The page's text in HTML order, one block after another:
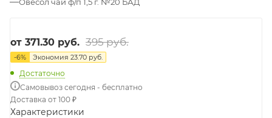
от 371.30 руб. 395 руб.
-6% Экономия 23.70 руб.
Достаточно
Самовывоз сегодня - бесплатно
Доставка от 100 ₽
Характеристики